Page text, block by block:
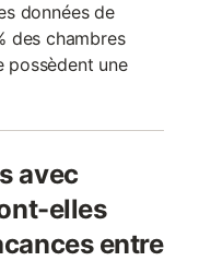
données de
des chambres
possèdent une
avec
elles
entre